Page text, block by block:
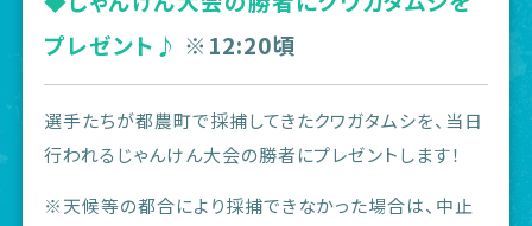
プレゼント♪ ※12:20頃
選手たちが都農町で採捕してきたクワガタムシを、当日
行われるじゃんけん大会の勝者にプレゼントします！
※天候等の都合により採捕できなかった場合は、中止